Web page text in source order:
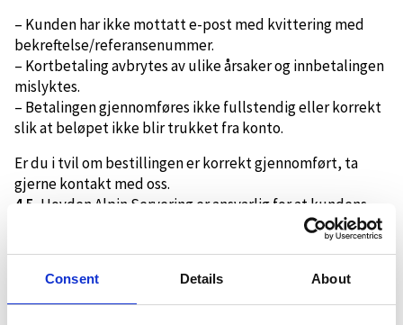
Consent Details About
– Kunden har ikke mottatt e-post med kvittering med
bekreftelse/referansenummer.
– Kortbetaling avbrytes av ulike årsaker og innbetalingen
mislyktes.
– Betalingen gjennomføres ikke fullstendig eller korrekt
slik at beløpet ikke blir trukket fra konto.
Er du i tvil om bestillingen er korrekt gjennomført, ta
gjerne kontakt med oss.
4.5. Hovden Alpin Servering er ansvarlig for at kundens
kontaktopplysninger ikke blir misbrukt eller gjort kjent
som samtykker i dette.